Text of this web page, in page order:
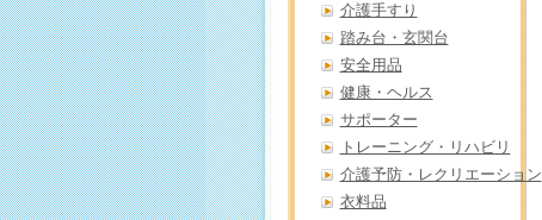
介護手すり
踏み台・玄関台
安全用品
健康・ヘルス
サポーター
トレーニング・リハビリ
介護予防・レクリエーション
衣料品